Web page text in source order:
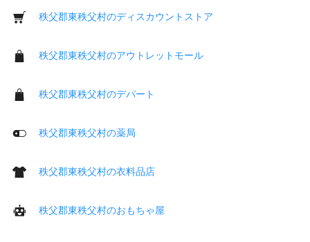
秩父郡東秩父村のディスカウントストア
秩父郡東秩父村のアウトレットモール
秩父郡東秩父村のデパート
秩父郡東秩父村の薬局
秩父郡東秩父村の衣料品店
秩父郡東秩父村のおもちゃ屋